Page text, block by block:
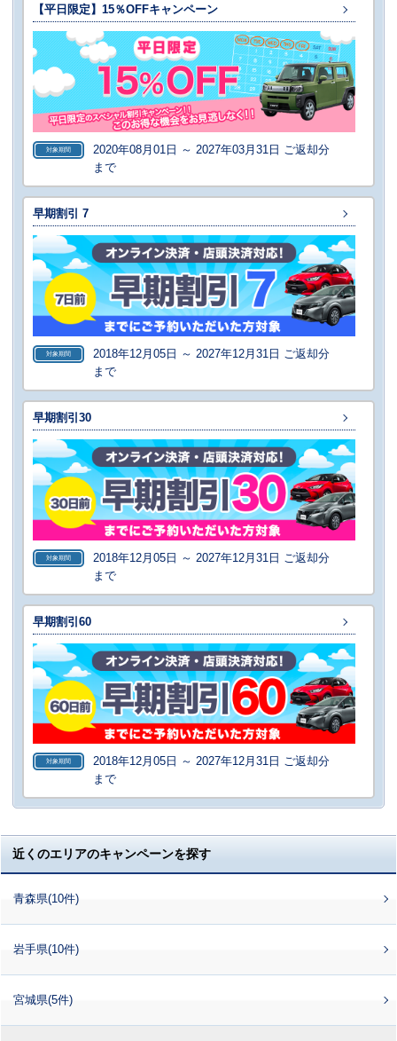
【平日限定】15％OFFキャンペーン
対象期間
2020年08月01日 ～ 2027年03月31日 ご返却分
まで
早期割引 7
対象期間
2018年12月05日 ～ 2027年12月31日 ご返却分
まで
早期割引30
対象期間
2018年12月05日 ～ 2027年12月31日 ご返却分
まで
早期割引60
対象期間
2018年12月05日 ～ 2027年12月31日 ご返却分
まで
近くのエリアのキャンペーンを探す
青森県(10件)
岩手県(10件)
宮城県(5件)